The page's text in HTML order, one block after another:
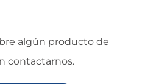
algún producto de
contactarnos.